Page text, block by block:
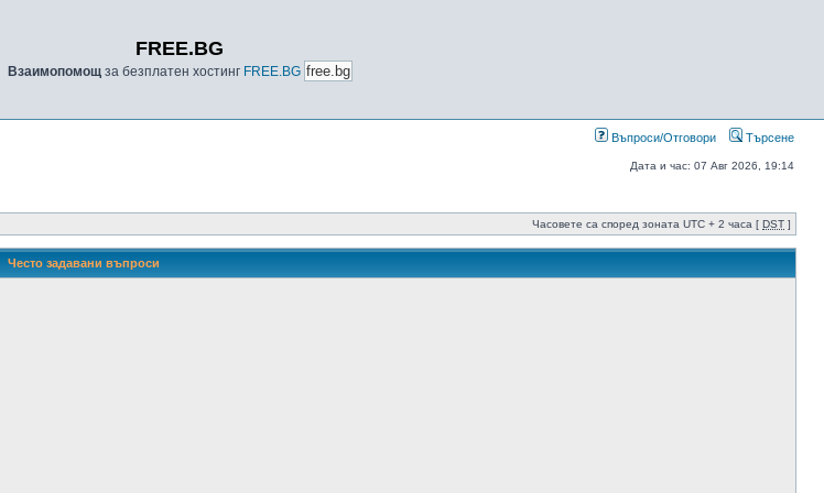
FREE.BG
Взаимопомощза безплатен хостинг FREE.BG
Въпроси/Отговори Търсене
Дата и час: 07 Авг 2026, 19:14
Часовете са според зоната UTC + 2 часа [ DST ]
Често задавани въпроси